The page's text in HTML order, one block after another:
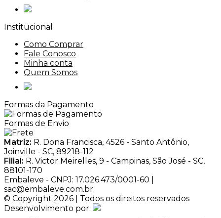
Institucional
Como Comprar
Fale Conosco
Minha conta
Quem Somos
Formas da Pagamento
Formas de Envio
Matriz: R. Dona Francisca, 4526 - Santo Antônio,
Joinville - SC, 89218-112
Filial: R. Victor Meirelles, 9 - Campinas, São José - SC,
88101-170
Embaleve - CNPJ: 17.026.473/0001-60 |
sac@embaleve.com.br
© Copyright 2026 | Todos os direitos reservados
Desenvolvimento por: